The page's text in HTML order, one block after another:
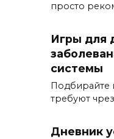
просто
Игры для
системы
Подбирайте
требуют
Дневник